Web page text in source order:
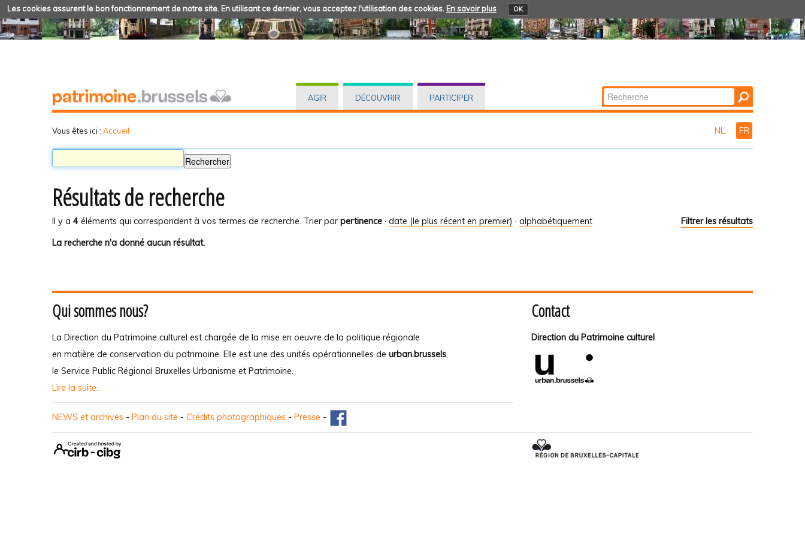
Les cookies assurent le bon fonctionnement de notre site. En utilisant ce dernier, vous acceptez l'utilisation des cookies. En savoir plus OK
AGIR DÉCOUVRIR PARTICIPER Chercher par
Recherche
Vous êtes ici : Accueil NL FR
Résultats de recherche
Il y a 4 éléments qui correspondent à vos termes de recherche. Filtrer les résultats
Trier par pertinence · date (le plus récent en premier) · alphabétiquement
La recherche n'a donné aucun résultat.
Qui sommes nous?
La Direction du Patrimoine culturel est chargée de la mise en oeuvre de la politique régionale
en matière de conservation du patrimoine. Elle est une des unités opérationnelles de urban.brussels,
le Service Public Régional Bruxelles Urbanisme et Patrimoine.
Lire la suite...
Contact
Direction du Patrimoine culturel
NEWS et archives - Plan du site - Crédits photographiques - Presse -